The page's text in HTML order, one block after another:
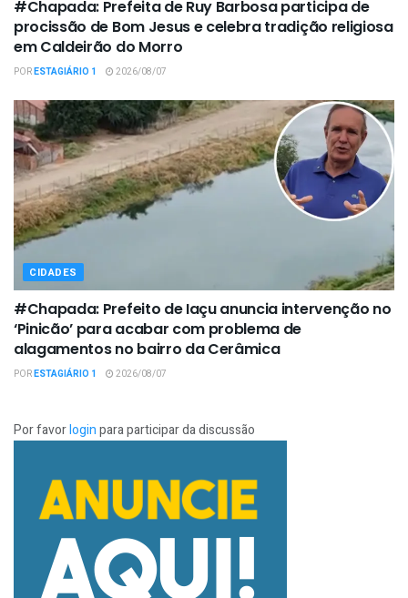
#Chapada: Prefeita de Ruy Barbosa participa de
procissão de Bom Jesus e celebra tradição religiosa
em Caldeirão do Morro
PORESTAGIÁRIO 1 2026/08/07
CIDADES
#Chapada: Prefeito de Iaçu anuncia intervenção no
‘Pinicão’ para acabar com problema de
alagamentos no bairro da Cerâmica
PORESTAGIÁRIO 1 2026/08/07
Por favorloginpara participar da discussão